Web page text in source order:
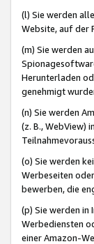
(l) Sie werden
Website, auf der
(m) Sie werden
Herunterladen
genehmigt
(n) Sie werden
(z. B., WebView)
(o) Sie werden
Werbeseiten
bewerben, die
(p) Sie werden in
Werbediensten
einer Amazon-